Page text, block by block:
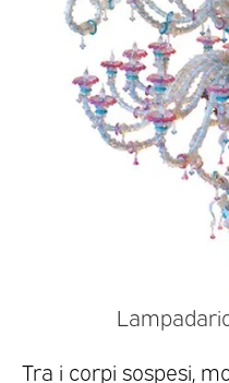
Tra i corpi sospesi,